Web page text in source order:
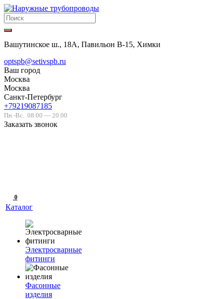
Вашутинское ш., 18А, Павильон В-15, Химки
optspb@setivspb.ru
Ваш город
Москва
Москва
Санкт-Петербург
+79219087185
Пн.-Вс. 08.00 — 20.00
Заказать звонок
0
Каталог
Электросварные
фитинги
Фасонные
изделия